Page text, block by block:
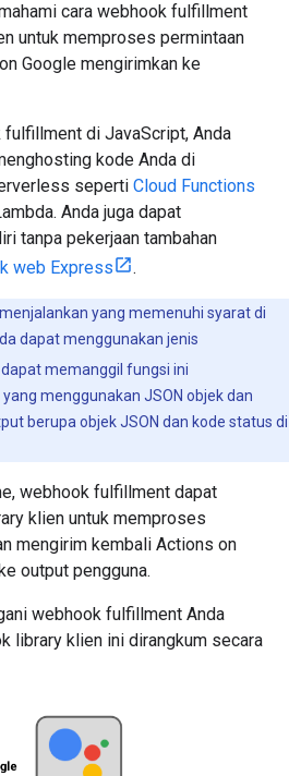
cara webhook fulfillment
untuk memproses permintaan
Google mengirimkan ke
di JavaScript, Anda
kode Anda di
seperti Cloud Functions
Anda juga dapat
tanpa pekerjaan tambahan
web Express .
yang memenuhi syarat di
dapat menggunakan jenis
dapat memanggil fungsi ini
yang menggunakan JSON objek dan
berupa objek JSON dan kode status di
webhook fulfillment dapat
klien untuk memproses
mengirim kembali Actions on
output pengguna.
webhook fulfillment Anda
library klien ini dirangkum secara